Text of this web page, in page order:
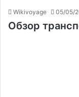
Wikivoyage 05/05/
Обзор